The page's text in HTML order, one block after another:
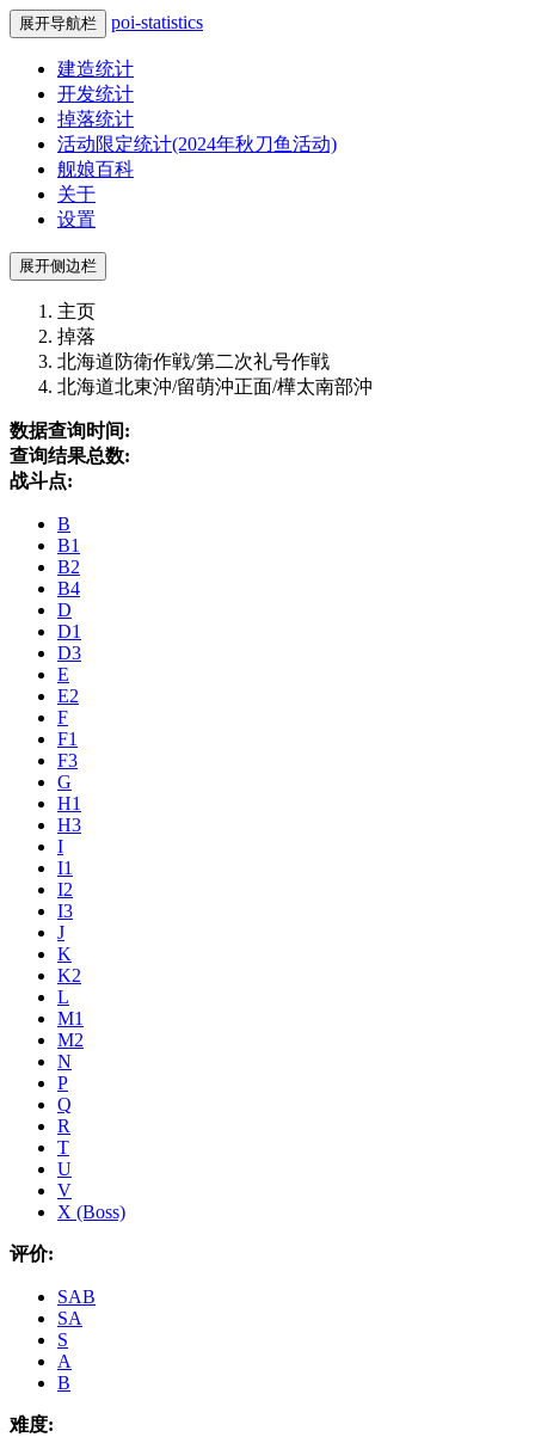
展开导航栏 poi-statistics
建造统计
开发统计
掉落统计
活动限定统计(2024年秋刀鱼活动)
舰娘百科
关于
设置
展开侧边栏
主页
掉落
北海道防衛作戦/第二次礼号作戦
北海道北東沖/留萌沖正面/樺太南部沖
数据查询时间:
查询结果总数:
战斗点:
B
B1
B2
B4
D
D1
D3
E
E2
F
F1
F3
G
H1
H3
I
I1
I2
I3
J
K
K2
L
M1
M2
N
P
Q
R
T
U
V
X (Boss)
评价:
SAB
SA
S
A
B
难度: